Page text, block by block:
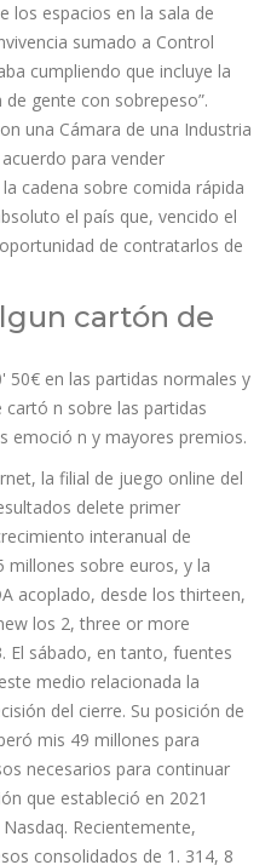
los espacios en la sala de
sumado a Control
cumpliendo que incluye la
gente con sobrepeso”.
una Cámara de una Industria
para vender
cadena sobre comida rápida
el país que, vencido el
de contratarlos de
cartón de
50€ en las partidas normales y
n sobre las partidas
emoció n y mayores premios.
la filial de juego online del
delete primer
interanual de
millones sobre euros, y la
acoplado, desde los thirteen,
los 2, three or more
El sábado, en tanto, fuentes
medio relacionada la
del cierre. Su posición de
mis 49 millones para
necesarios para continuar
que estableció en 2021
Recientemente,
consolidados de 1. 314, 8